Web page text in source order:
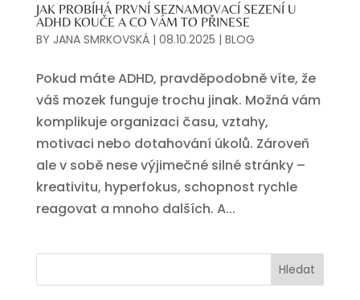
JAK PROBÍHÁ PRVNÍ SEZNAMOVACÍ SEZENÍ U
ADHD KOUČE A CO VÁM TO PŘINESE
BY JANA SMRKOVSKÁ| 08.10.2025 | BLOG
Pokud máte ADHD, pravděpodobně víte, že
váš mozek funguje trochu jinak. Možná vám
komplikuje organizaci času, vztahy,
motivaci nebo dotahování úkolů. Zároveň
ale v sobě nese výjimečné silné stránky –
kreativitu, hyperfokus, schopnost rychle
reagovat a mnoho dalších. A...
Hledat